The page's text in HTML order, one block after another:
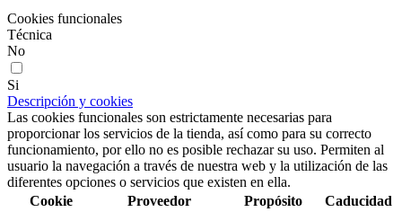
Cookies funcionales
Técnica
No
Si
Descripción y cookies
Las cookies funcionales son estrictamente necesarias para
proporcionar los servicios de la tienda, así como para su correcto
funcionamiento, por ello no es posible rechazar su uso. Permiten al
usuario la navegación a través de nuestra web y la utilización de las
diferentes opciones o servicios que existen en ella.
Cookie
Proveedor Propósito Caducidad